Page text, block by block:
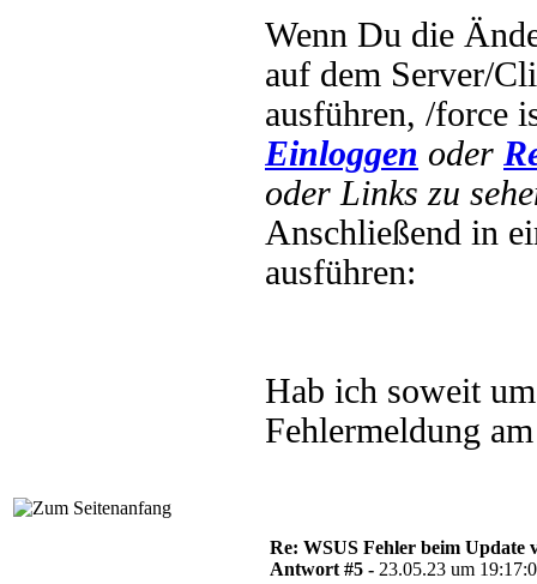
Wenn Du die
auf dem Server/
ausführen, /force
Einloggen oder
oder Links zu
Anschließend in
ausführen:
Hab ich soweit
Fehlermeldung
Re: WSUS Fehler beim Update
Antwort #5 - 23.05.23 um